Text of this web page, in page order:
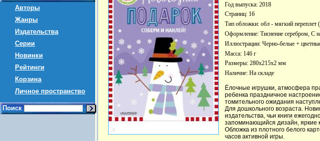
Авторы
Жанры
Издательства
Серии
Новинки
Рейтинги
Корзина
Личное пространство
Поиск
Год выпуска: 2018
Страниц: 16
Тип обложки: обл - мягкий переплет
Оформление: Тиснение серебром, С
Иллюстрации: Черно-белые +
Масса: 146 г
Размеры: 280x215x2 мм
Наличие: На складе
Ёлочные игрушки, атмосфера
ребенка праздничное
томительного ожидания
Для дошкольного возраста.
издательства, чьи книги
запоминающийся дизайн, яркие
Обложка из плотного белого
часов активной игры.